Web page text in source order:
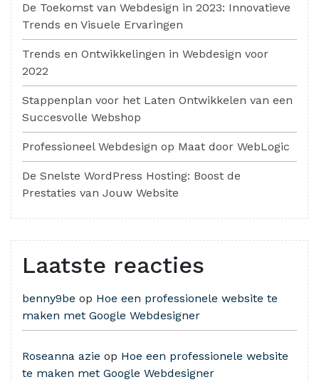
De Toekomst van Webdesign in 2023: Innovatieve
Trends en Visuele Ervaringen
Trends en Ontwikkelingen in Webdesign voor
2022
Stappenplan voor het Laten Ontwikkelen van een
Succesvolle Webshop
Professioneel Webdesign op Maat door WebLogic
De Snelste WordPress Hosting: Boost de
Prestaties van Jouw Website
Laatste reacties
benny9be op Hoe een professionele website te
maken met Google Webdesigner
Roseanna azie op Hoe een professionele website
te maken met Google Webdesigner